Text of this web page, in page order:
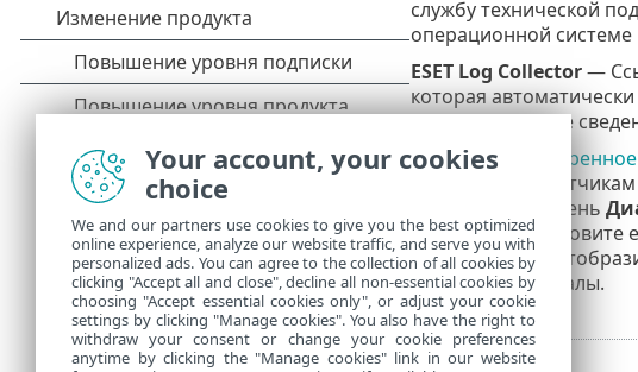
службу технической
операционной
ESET Log Collector—
которая
Дополнительные
Включите
помочь
установлен уровень
если вы не остановите
будут созданы,
созданные журналы.
Your account, your cookies
choice
We and our partners use cookies to give you the best optimized
online experience, analyze our website traffic, and serve you with
personalized ads. You can agree to the collection of all cookies by
clicking "Accept all and close", decline all non-essential cookies by
choosing "Accept essential cookies only", or adjust your cookie
settings by clicking "Manage cookies". You also have the right to
withdraw your consent or change your cookie preferences
anytime by clicking the "Manage cookies" link in our website